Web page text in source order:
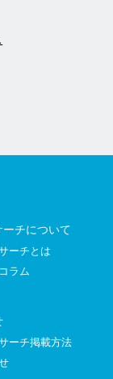
ーチについて
ーチとは
ラム
ーチ掲載方法